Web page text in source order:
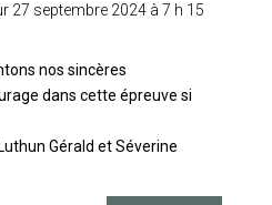
27 septembre 2024 à 7 h 15
nos sincères
dans cette épreuve si
Gérald et Séverine